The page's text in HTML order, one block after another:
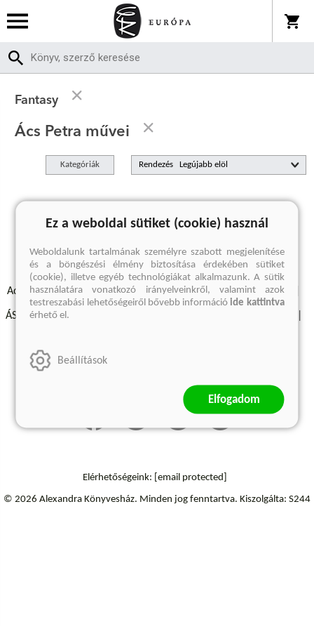
Fantasy
Ács Petra művei
Kategóriák Rendezés
A keresett kifejezésre nincs találat
Adatvédelmi szabályzatok Elállási felmondási nyilatkozat
ÁSZF - Vásárlási feltételek
Szállítási információk
Elérhetőségeink: [email protected]
© 2026 Alexandra Könyvesház. Minden jog fenntartva. Kiszolgálta: S244
Ez a weboldal sütiket (cookie) használ
Weboldalunk tartalmának személyre szabott megjelenítése
és a böngészési élmény biztosítása érdekében sütiket
(cookie), illetve egyéb technológiákat alkalmazunk. A sütik
használatára vonatkozó irányelveinkről, valamint azok
testreszabási lehetőségeiről bővebb információide kattintva
érhető el.
Beállítások
Elfogadom